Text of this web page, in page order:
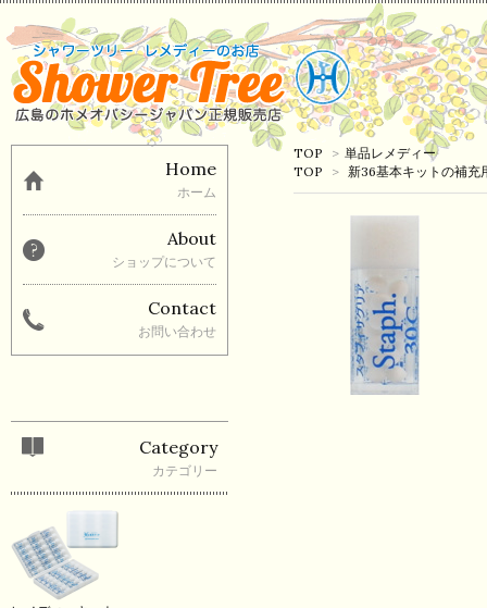
TOP > 単品レメディー
TOP
> 新36基本キットの補充
Home
ホーム
About
ショップについて
Contact
お問い合わせ
Category
カテゴリー